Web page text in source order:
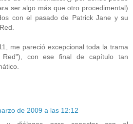
ser algo más que otro procedimental)
con el pasado de Patrick Jane y su
me pareció excepcional toda la trama
con ese final de capítulo tan
de 2009 a las 12:12